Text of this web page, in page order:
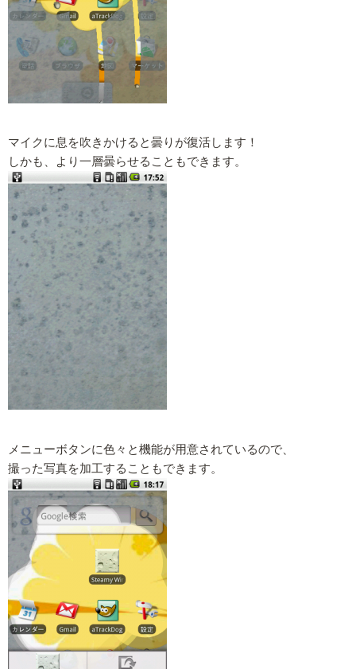
マイクに息を吹きかけると曇りが復活します！
しかも、より一層曇らせることもできます。
メニューボタンに色々と機能が用意されているので、
撮った写真を加工することもできます。